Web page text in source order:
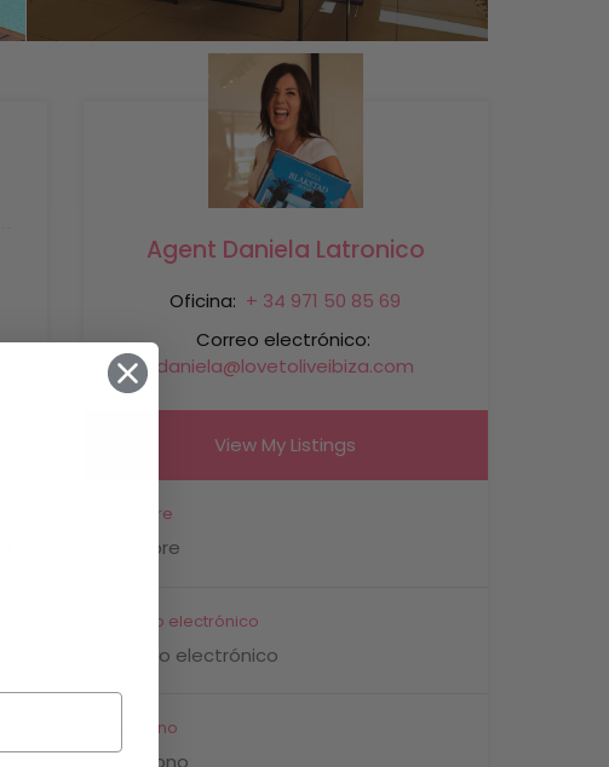
Agent Daniela Latronico
Oficina: + 34 971 50 85 69
Correo electrónico:
daniela@lovetoliveibiza.com
View My Listings
Nombre
Correo electrónico
Teléfono